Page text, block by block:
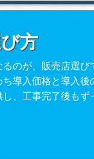
方
のが、販売店選
導入価格と導入後
、工事完了後もず